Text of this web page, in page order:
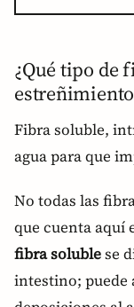
¿Qué tipo de
Fibra soluble,
agua para que
No todas las
que cuenta aquí
fibra solublese
intestino; puede